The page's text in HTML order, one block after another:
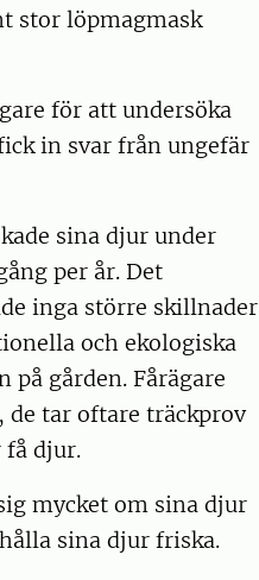
stor löpmagmask
för att undersöka
in svar från ungefär
sina djur under
per år. Det
inga större skillnader
och ekologiska
på gården. Fårägare
de tar oftare träckprov
få djur.
mycket om sina djur
sina djur friska.